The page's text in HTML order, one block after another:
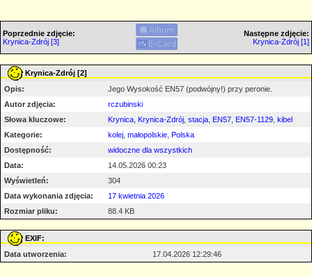
Poprzednie zdjęcie:
Krynica-Zdrój [3]
Następne zdjęcie:
Krynica-Zdrój [1]
Krynica-Zdrój [2]
Opis:
Jego Wysokość EN57 (podwójny!) przy peronie.
Autor zdjęcia:
rczubinski
Słowa kluczowe:
Krynica Krynica-Zdrój stacja EN57 EN57-1129 kibel
Kategorie:
kolej małopolskie Polska
Dostępność:
widoczne dla wszystkich
Data:
14.05.2026 00:23
Wyświetleń:
304
Data wykonania zdjęcia:
17 kwietnia 2026
Rozmiar pliku:
88.4 KB
EXIF:
Data utworzenia:
17.04.2026 12:29:46